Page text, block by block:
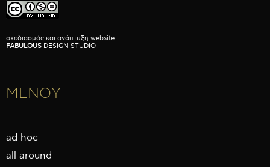
σχεδιασμός και ανάπτυξη website:
FABULOUS DESIGN STUDIO
ΜΕΝΟΥ
ad hoc
all around